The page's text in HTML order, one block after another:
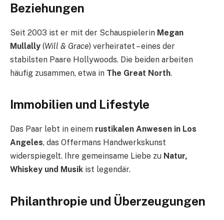
Beziehungen
Seit 2003 ist er mit der Schauspielerin Megan
Mullally (Will & Grace) verheiratet – eines der
stabilsten Paare Hollywoods. Die beiden arbeiten
häufig zusammen, etwa in The Great North.
Immobilien und Lifestyle
Das Paar lebt in einem rustikalen Anwesen in Los
Angeles, das Offermans Handwerkskunst
widerspiegelt. Ihre gemeinsame Liebe zu Natur,
Whiskey und Musik ist legendär.
Philanthropie und Überzeugungen